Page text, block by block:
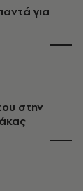
για
στην